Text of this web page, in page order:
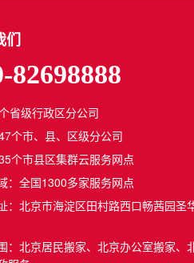
们
82698888
省级行政区分公司
个市、县、区级分公司
个市县区集群云服务网点
：全国1300多家服务网点
：北京市海淀区田村路西口畅茜园圣
：北京居民搬家、北京办公室搬家、